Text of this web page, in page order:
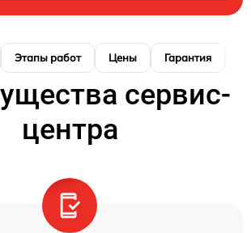
Этапы работ Цены Гарантия
сервис-
центра